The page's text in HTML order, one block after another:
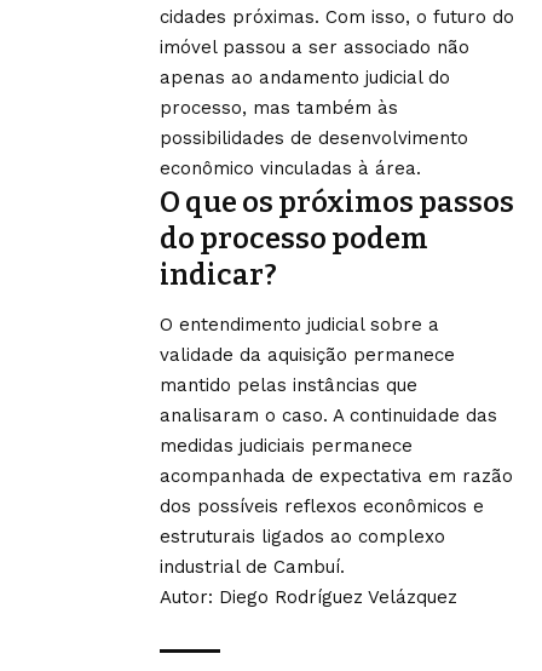
cidades próximas. Com isso, o futuro do
imóvel passou a ser associado não
apenas ao andamento judicial do
processo, mas também às
possibilidades de desenvolvimento
econômico vinculadas à área.
O que os próximos passos
do processo podem
indicar?
O entendimento judicial sobre a
validade da aquisição permanece
mantido pelas instâncias que
analisaram o caso. A continuidade das
medidas judiciais permanece
acompanhada de expectativa em razão
dos possíveis reflexos econômicos e
estruturais ligados ao complexo
industrial de Cambuí.
Autor: Diego Rodríguez Velázquez